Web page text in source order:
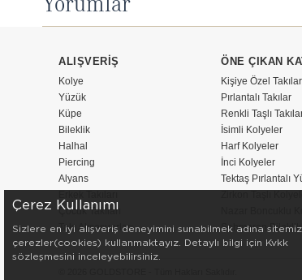
ALIŞVERİŞ
Kolye
Yüzük
Küpe
Bileklik
Halhal
Piercing
Alyans
Çocuk Takıları
Takı Aksesuarları
ÖNE ÇIKAN
Kişiye Özel Takılar
Pırlantalı Takılar
Renkli Taşlı
İsimli Kolyeler
Harf Kolyeler
İnci Kolyeler
Tektaş Pırlantalı
Şahmeran
Çerez Kullanımı
Sizlere en iyi alışveriş deneyimini sunabilmek adına
çerezler(cookies) kullanmaktayız. Detaylı bilgi için Kvkk
sözleşmesini inceleyebilirsiniz.